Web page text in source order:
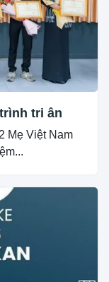
tri ân
Mẹ Việt Nam